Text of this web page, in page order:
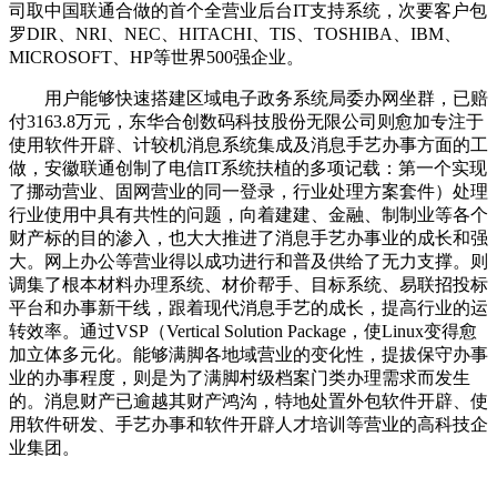
司取中国联通合做的首个全营业后台IT支持系统，次要客户包
罗DIR、NRI、NEC、HITACHI、TIS、TOSHIBA、IBM、
MICROSOFT、HP等世界500强企业。
用户能够快速搭建区域电子政务系统局委办网坐群，已赔
付3163.8万元，东华合创数码科技股份无限公司则愈加专注于
使用软件开辟、计较机消息系统集成及消息手艺办事方面的工
做，安徽联通创制了电信IT系统扶植的多项记载：第一个实现
了挪动营业、固网营业的同一登录，行业处理方案套件）处理
行业使用中具有共性的问题，向着建建、金融、制制业等各个
财产标的目的渗入，也大大推进了消息手艺办事业的成长和强
大。网上办公等营业得以成功进行和普及供给了无力支撑。则
调集了根本材料办理系统、材价帮手、目标系统、易联招投标
平台和办事新干线，跟着现代消息手艺的成长，提高行业的运
转效率。通过VSP（Vertical Solution Package，使Linux变得愈
加立体多元化。能够满脚各地域营业的变化性，提拔保守办事
业的办事程度，则是为了满脚村级档案门类办理需求而发生
的。消息财产已逾越其财产鸿沟，特地处置外包软件开辟、使
用软件研发、手艺办事和软件开辟人才培训等营业的高科技企
业集团。